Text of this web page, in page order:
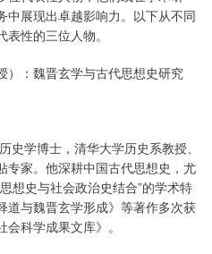
中展现出卓越影响力。以下从不同
性的三位人物。
）：魏晋玄学与古代思想史研究
学博士，清华大学历史系教授、
专家。他深耕中国古代思想史，尤
想史与社会政治史结合”的学术特
道与魏晋玄学形成》等著作多次获
科学成果文库》。